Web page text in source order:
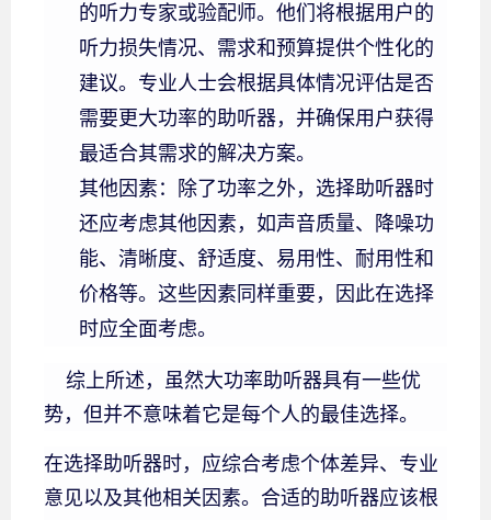
的听力专家或验配师。他们将根据用户的
听力损失情况、需求和预算提供个性化的
建议。专业人士会根据具体情况评估是否
需要更大功率的助听器，并确保用户获得
最适合其需求的解决方案。
其他因素：除了功率之外，选择助听器时
还应考虑其他因素，如声音质量、降噪功
能、清晰度、舒适度、易用性、耐用性和
价格等。这些因素同样重要，因此在选择
时应全面考虑。
综上所述，虽然大功率助听器具有一些优
势，但并不意味着它是每个人的最佳选择。
在选择助听器时，应综合考虑个体差异、专业
意见以及其他相关因素。合适的助听器应该根